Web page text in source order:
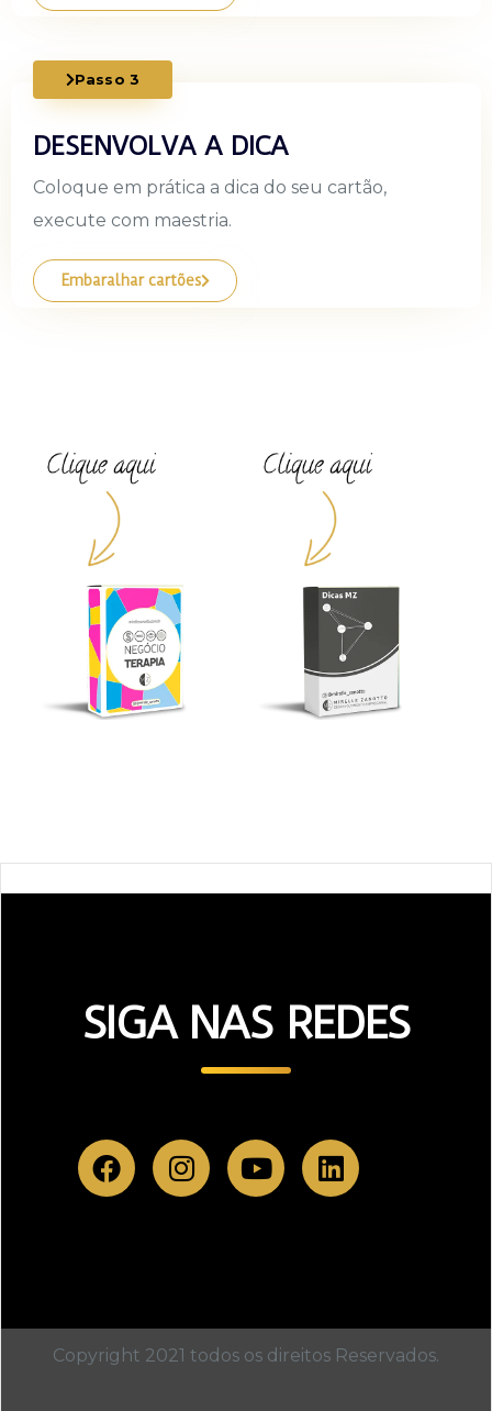
Passo 3
DESENVOLVA A DICA
Coloque em prática a dica do seu cartão,
execute com maestria.
Embaralhar cartões
SIGA NAS REDES
Copyright 2021 todos os direitos Reservados.